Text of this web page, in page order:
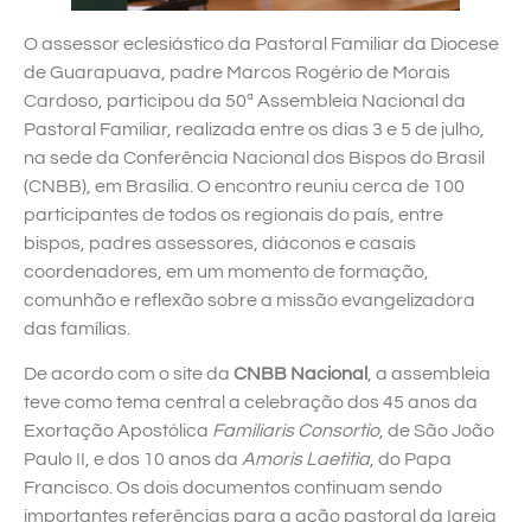
O assessor eclesiástico da Pastoral Familiar da Diocese
de Guarapuava, padre Marcos Rogério de Morais
Cardoso, participou da 50ª Assembleia Nacional da
Pastoral Familiar, realizada entre os dias 3 e 5 de julho,
na sede da Conferência Nacional dos Bispos do Brasil
(CNBB), em Brasília. O encontro reuniu cerca de 100
participantes de todos os regionais do país, entre
bispos, padres assessores, diáconos e casais
coordenadores, em um momento de formação,
comunhão e reflexão sobre a missão evangelizadora
das famílias.
De acordo com o site da CNBB Nacional , a assembleia
teve como tema central a celebração dos 45 anos da
Exortação Apostólica Familiaris Consortio, de São João
Paulo II, e dos 10 anos da Amoris Laetitia, do Papa
Francisco. Os dois documentos continuam sendo
importantes referências para a ação pastoral da Igreja